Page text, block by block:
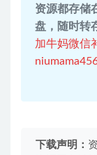
资源都存储
盘，随时转
加牛妈微信
下载声明：